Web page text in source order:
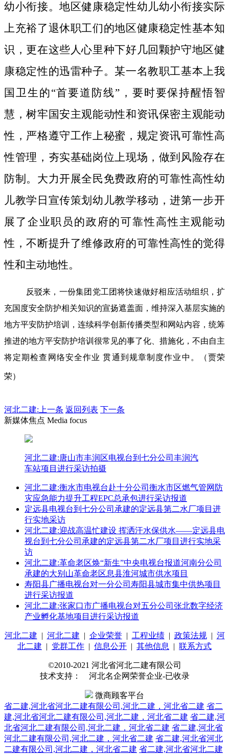
幼小衔接。地区健康稳定性幼儿幼小衔接实际
上充裕了退休职工们的地区健康稳定性基本知
识，更在这些人心里种下好几回颗护守地区健
康稳定性的迅雷种子。 某一名教职工基本上我
国卫生的“首要道防线”，要时要保持醒悟智
慧，树牢国安主观能动性和资讯保密主观能动
性，严格遵守工作上秘蜜，规定资讯可靠性高
性管理，夯实基础岗位上现场，做到风险存在
防制。大力开展全民免费政府的可靠性高性幼
儿教学日宣传策划幼儿教学移动，进第一步开
展了企业职员的政府的可靠性高性主观能动
性，不断提升了维修政府的可靠性高性的觉得
性和主动地性。
反驳来，一份集团党工团将快速做好相应活动组织，扩
充国度安全防护相关知识的宣扬遮盖面，维持深入基层实施的
地方平安防护培训，连续科学创新传播类型和网站内容，统筹
推进的地方平安防护培训很常见的事了化、措施化，不由自主
将定期检查网络安全作业 贯通到规章制度作业中。（贾荣
荣）
河北二建: 上一条 返回列表 下一条
新媒体焦点 Media focus
河北二建:唐山市丰润区电视台到七分公司丰润汽
车站项目进行采访拍摄
河北二建:衡水市电视台赴十分公司衡水市区燃气管网防
灾应急能力提升工程EPC总承包进行采访报道
定远县电视台到七分公司承建的定远县第二水厂项目进
行实地采访
河北二建:迎战高温忙建设 挥洒汗水保供水——定远县电
视台到七分公司承建的定远县第二水厂项目进行实地采
访
河北二建:革命老区焕“新生”中央电视台报道河南分公司
承建的大别山革命老区息县淮河城市供水项目
寿阳县广播电视台对一分公司寿阳县城市集中供热项目
进行采访报道
河北二建:张家口市广播电视台对五分公司张北数字经济
产业孵化基地项目进行采访报道
河北二建 | 河北二建 | 企业荣誉| 工程业绩| 政策法规| 河
北二建 | 党群工作 | 信息公开 | 其他信息 | 联系方式
©2010-2021 河北省河北二建有限公司
技术支持： 河北名企网荣誉企业-已收录
微商顾客平台
省二建,河北省河北二建有限公司,河北二建，河北省二建 省二
建,河北省河北二建有限公司,河北二建，河北省二建 省二建,河
北省河北二建有限公司,河北二建，河北省二建 省二建,河北省
河北二建有限公司,河北二建，河北省二建 省二建,河北省河北
二建有限公司,河北二建，河北省二建 省二建,河北省河北二建